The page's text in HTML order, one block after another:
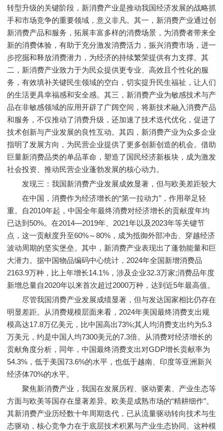
转型升级的关键阶段，新消费产业是推动我国经济发展的战略抓
手和市场竞争的重要领域，意义非凡。其一，新消费产业通过创
新消费产品和服务，拓展丰富多样的消费场景，为消费者带来全
新的消费体验，有助于充分激发消费活力，振兴消费市场，进一
步挖掘和释放消费潜力，为经济的持续繁荣提供有力支撑。其
二，新消费产业致力于为民众提供更专业、高效且个性化的服
务，有效填补关键民生领域的空白，切实提升民生福祉，让人们
的生活更具幸福感和安全感。其三，新消费产业为敏感技术与产
品在非敏感领域的应用开辟了广阔空间，将新技术融入消费产品
和服务，不仅推动了消费升级，还加速了技术迭代优化，促进了
技术创新与产业发展的良性互动。其四，新消费产业为众多企业
指明了发展方向，为民营企业提供了更多创新创造的机会。借助
巨量新消费品类的单品革命，塑造了国民经济新板块，成为激发
社会投资、推动民营企业蓬勃发展的核心动力。
发现三：我国新消费产业发展成效显著，但与欧美差距较大
在中国，消费作为经济增长的“第一拉动力”，作用举足轻
重。自2010年起，中国全年最终消费对经济增长的贡献度年均
已达到50%。在2014—2019年、2021年以及2023年等关键节
点，这一贡献度升至60%～80%，成为抵御外部冲击、穿越经济
波动周期的坚实堡垒。其中，新消费产业表现出了蓬勃能量和巨
大潜力。据中国物品编码中心统计，2024年全国新增消费品
2163.9万种，比上年增长14.1%，涉及企业32.3万家;消费品年度
新增总量自2020年以来首次超过2000万种，达到近5年最高值。
尽管我国消费产业发展成绩显著，但与发达国家相比仍存在
明显差距。从消费规模层面来看，2024年美国最终消费支出规
模高达17.8万亿美元，比中国高出73%;其人均消费支出约为5.3
万美元，约是中国人均7300美元的7.3倍。从消费对经济增长的
贡献角度分析，同年，中国最终消费支出对GDP增长贡献率为
54.3%，低于美国73.6%的水平，也低于越南、印度等亚洲新兴
经济体70%的水平。
聚焦新消费产业，我国在发展历程、驱动要素、产业生态等
方面与欧美等国存在显著差异。欧美是成熟市场的“精耕细作”。
其新消费产业历经数十年周期迭代，已从流量驱动转向技术与生
态驱动，核心竞争力在于底层技术积累与产业生态协同。这种模